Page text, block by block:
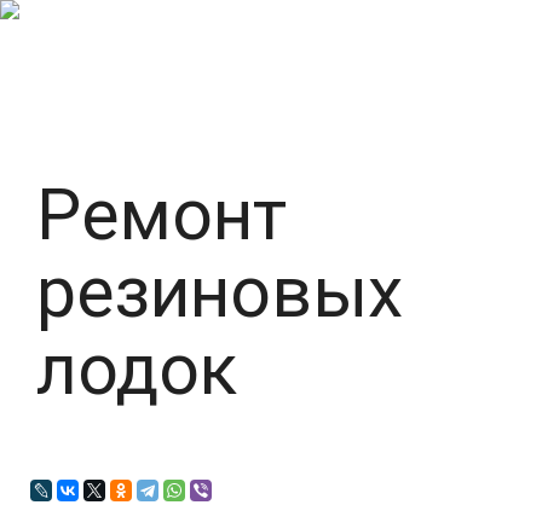
Ремонт
резиновых
лодок